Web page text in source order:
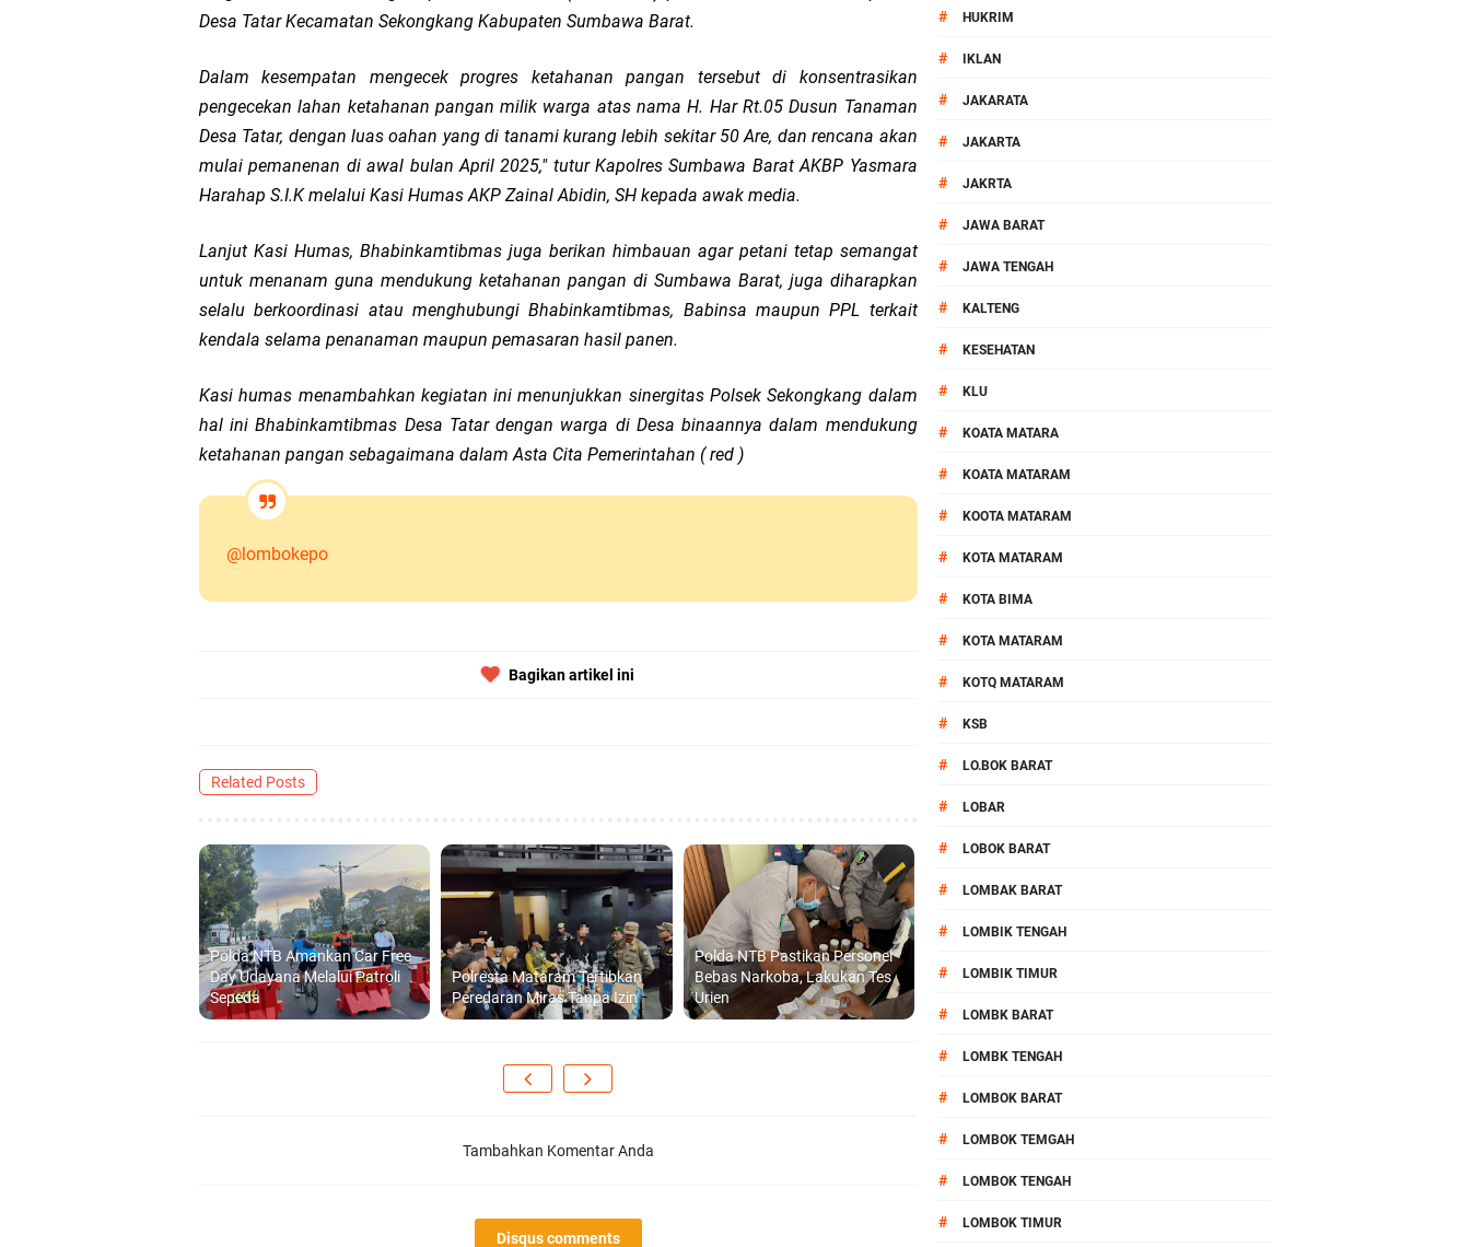
LPA Mataram. Apresiasi Polisi Berhasil Ungkap Kasus Kematian Mahasiswi NDR
Kapolda NTB Letakkan Batu Pertama Balai Kemitraan Polri dan Masyarakat
Kapolda NTB Matangkan Pengamanan MotoGP 2026
Kapolda NTB Sambut Kontingen Peraih Juara III Badminton Kapolri Cup 2026
Polda NTB Perkuat Upaya Cegah Gangguan Kamtibmas Lewat Patroli
Polsek Sandubaya Kawal Prosesi Ngaben di Cilinaya
Semarak HUT RI ke-81, Polsek Mataram Bagikan Bendera Merah Putih
Desa Tatar Kecamatan Sekongkang Kabupaten Sumbawa Barat.
Dalam kesempatan mengecek progres ketahanan pangan tersebut di konsentrasikan
pengecekan lahan ketahanan pangan milik warga atas nama H. Har Rt.05 Dusun Tanaman
Desa Tatar, dengan luas oahan yang di tanami kurang lebih sekitar 50 Are, dan rencana akan
mulai pemanenan di awal bulan April 2025," tutur Kapolres Sumbawa Barat AKBP Yasmara
Harahap S.I.K melalui Kasi Humas AKP Zainal Abidin, SH kepada awak media.
Lanjut Kasi Humas, Bhabinkamtibmas juga berikan himbauan agar petani tetap semangat
untuk menanam guna mendukung ketahanan pangan di Sumbawa Barat, juga diharapkan
selalu berkoordinasi atau menghubungi Bhabinkamtibmas, Babinsa maupun PPL terkait
kendala selama penanaman maupun pemasaran hasil panen.
Kasi humas menambahkan kegiatan ini menunjukkan sinergitas Polsek Sekongkang dalam
hal ini Bhabinkamtibmas Desa Tatar dengan warga di Desa binaannya dalam mendukung
ketahanan pangan sebagaimana dalam Asta Cita Pemerintahan ( red )
@lombokepo
Bagikan artikel ini
Related Posts
Polda NTB Amankan Car Free
Day Udayana Melalui Patroli
Sepeda
Polresta Mataram Tertibkan
Peredaran Miras Tanpa Izin
Polda NTB Pastikan Personel
Bebas Narkoba, Lakukan Tes
Urien
Tambahkan Komentar Anda
Disqus comments
# HUKRIM
# IKLAN
# JAKARATA
# JAKARTA
# JAKRTA
# JAWA BARAT
# JAWA TENGAH
# KALTENG
# KESEHATAN
# KLU
# KOATA MATARA
# KOATA MATARAM
# KOOTA MATARAM
# KOTA MATARAM
# KOTA BIMA
# KOTA MATARAM
# KOTQ MATARAM
# KSB
# LO.BOK BARAT
# LOBAR
# LOBOK BARAT
# LOMBAK BARAT
# LOMBIK TENGAH
# LOMBIK TIMUR
# LOMBK BARAT
# LOMBK TENGAH
# LOMBOK BARAT
# LOMBOK TEMGAH
# LOMBOK TENGAH
# LOMBOK TIMUR